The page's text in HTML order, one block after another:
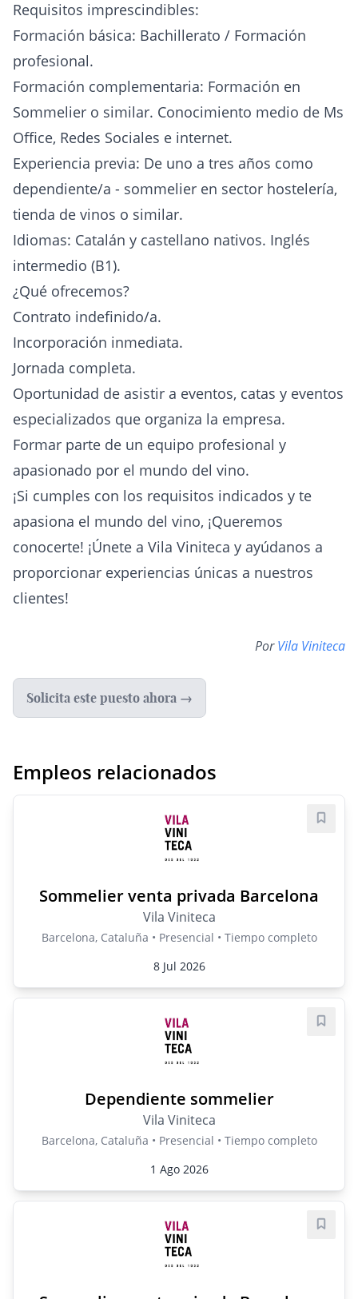
Requisitos imprescindibles:
Formación básica: Bachillerato / Formación
profesional.
Formación complementaria: Formación en
Sommelier o similar. Conocimiento medio de Ms
Office, Redes Sociales e internet.
Experiencia previa: De uno a tres años como
dependiente/a - sommelier en sector hostelería,
tienda de vinos o similar.
Idiomas: Catalán y castellano nativos. Inglés
intermedio (B1).
¿Qué ofrecemos?
Contrato indefinido/a.
Incorporación inmediata.
Jornada completa.
Oportunidad de asistir a eventos, catas y eventos
especializados que organiza la empresa.
Formar parte de un equipo profesional y
apasionado por el mundo del vino.
¡Si cumples con los requisitos indicados y te
apasiona el mundo del vino, ¡Queremos
conocerte! ¡Únete a Vila Viniteca y ayúdanos a
proporcionar experiencias únicas a nuestros
clientes!
PorVila Viniteca
Solicita este puesto ahora →
Empleos relacionados
Sommelier venta privada Barcelona
Vila Viniteca
Barcelona, Cataluña • Presencial • Tiempo completo
8 Jul 2026
Dependiente sommelier
Vila Viniteca
Barcelona, Cataluña • Presencial • Tiempo completo
1 Ago 2026